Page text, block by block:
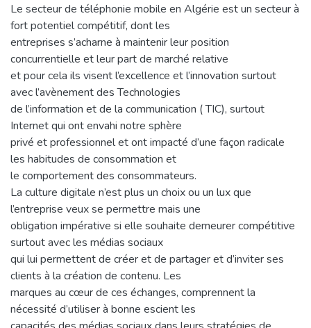
Le secteur de téléphonie mobile en Algérie est un secteur à
fort potentiel compétitif, dont les
entreprises s’acharne à maintenir leur position
concurrentielle et leur part de marché relative
et pour cela ils visent l’excellence et l’innovation surtout
avec l’avènement des Technologies
de l’information et de la communication ( TIC), surtout
Internet qui ont envahi notre sphère
privé et professionnel et ont impacté d’une façon radicale
les habitudes de consommation et
le comportement des consommateurs.
La culture digitale n’est plus un choix ou un lux que
l’entreprise veux se permettre mais une
obligation impérative si elle souhaite demeurer compétitive
surtout avec les médias sociaux
qui lui permettent de créer et de partager et d’inviter ses
clients à la création de contenu. Les
marques au cœur de ces échanges, comprennent la
nécessité d’utiliser à bonne escient les